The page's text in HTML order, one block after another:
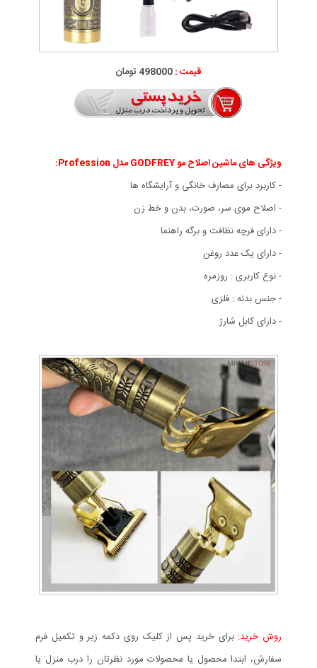
قیمت :498000 تومان
ویژگی های ماشین اصلاح مو GODFREY مدل Profession
:
- کاربرد برای مصارف خانگی و آرایشگاه ها
- اصلاح موی سر، صورت، بدن و خط زن
- دارای فرچه نظافت و برگه راهنما
- دارای یک عدد روغن
- نوع کاربری : روزمره
- جنس بدنه : فلزی
- دارای کابل شارژ
روش خرید: برای خرید پس از کلیک روی دکمه زیر و تکمیل فرم
سفارش، ابتدا محصول یا محصولات مورد نظرتان را درب منزل یا